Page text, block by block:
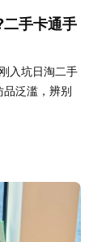
手卡通手
入坑日淘二手
泛滥，辨别